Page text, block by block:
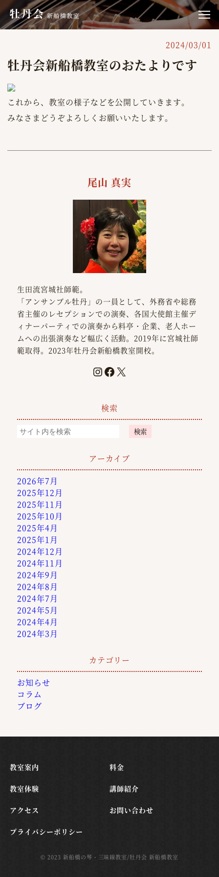
2024/03/01
牡丹会新船橋教室のおたよりです
これから、教室の様子などを公開していきます。
みなさまどうぞよろしくお願いいたします。
尾山 真実
生田流宮城社師範。
「アンサンブル牡丹」の一員として、外務省や総務
省主催のレセプションでの演奏、各国大使館主催デ
ィナーパーティでの演奏から料亭・企業、老人ホー
ムへの出張演奏など幅広く活動。2019年に宮城社師
範取得。2023年牡丹会新船橋教室開校。
検索
検索
アーカイブ
2026年7月
2025年12月
2025年11月
2025年10月
2025年4月
2025年1月
2024年12月
2024年11月
2024年9月
2024年8月
2024年7月
2024年5月
2024年4月
2024年3月
カテゴリー
お知らせ
コラム
ブログ
教室案内 料金
教室体験 講師紹介
アクセス お問い合わせ
プライバシーポリシー
© 2023 新船橋の琴・三味線教室/牡丹会 新船橋教室